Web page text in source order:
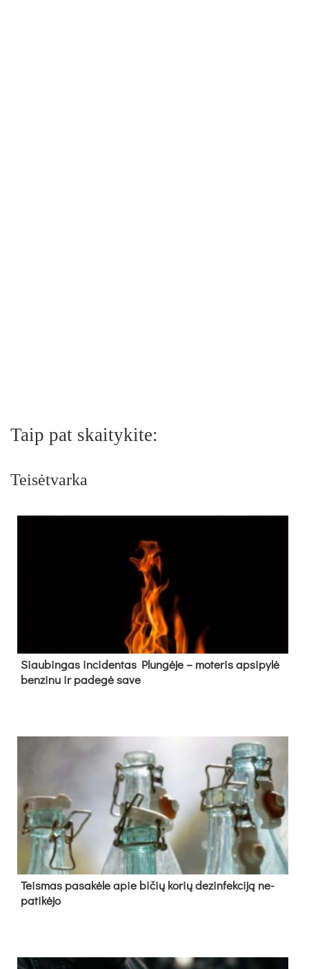
Taip pat skaitykite:
Teisėtvarka
Siau­bin­gas in­ci­den­tas Plun­gė­je – mo­te­ris ap­si­py­lė
ben­zi­nu ir pa­de­gė sa­ve
Teis­mas pa­sa­kė­le apie bi­čių ko­rių de­zin­fek­ci­ją ne­
pa­ti­kė­jo